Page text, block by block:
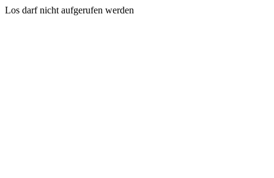
Los darf nicht aufgerufen werden